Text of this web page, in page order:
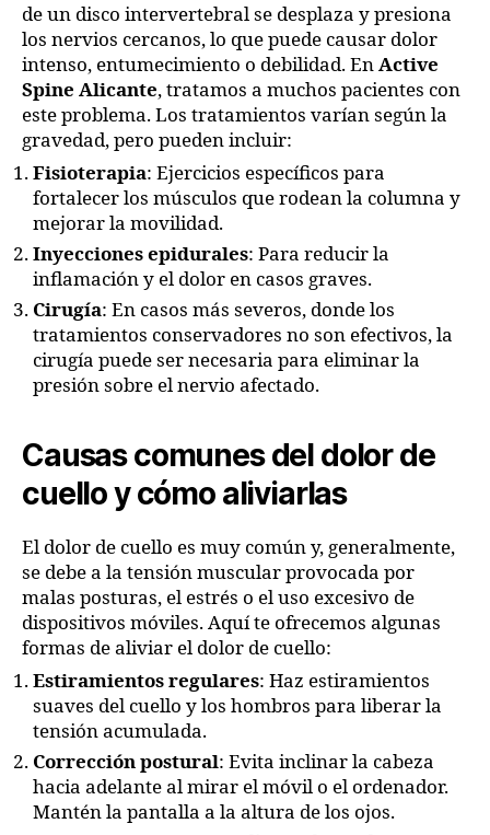
de un disco intervertebral se desplaza y presiona
los nervios cercanos, lo que puede causar dolor
intenso, entumecimiento o debilidad. EnActive
Spine Alicante, tratamos a muchos pacientes con
este problema. Los tratamientos varían según la
gravedad, pero pueden incluir:
Fisioterapia: Ejercicios específicos para
fortalecer los músculos que rodean la columna y
mejorar la movilidad.
Inyecciones epidurales: Para reducir la
inflamación y el dolor en casos graves.
Cirugía: En casos más severos, donde los
tratamientos conservadores no son efectivos, la
cirugía puede ser necesaria para eliminar la
presión sobre el nervio afectado.
Causas comunes del dolor de
cuello y cómo aliviarlas
El dolor de cuello es muy común y, generalmente,
se debe a la tensión muscular provocada por
malas posturas, el estrés o el uso excesivo de
dispositivos móviles. Aquí te ofrecemos algunas
formas de aliviar el dolor de cuello:
Estiramientos regulares: Haz estiramientos
suaves del cuello y los hombros para liberar la
tensión acumulada.
Corrección postural: Evita inclinar la cabeza
hacia adelante al mirar el móvil o el ordenador.
Mantén la pantalla a la altura de los ojos.